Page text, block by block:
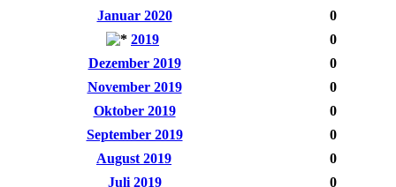
Januar 2020
0
2019
0
Dezember 2019
0
November 2019
0
Oktober 2019
0
September 2019
0
August 2019
0
Juli 2019
0